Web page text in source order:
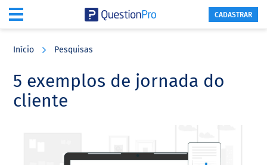
content
sidebar
CADASTRAR
Início Pesquisas
5 exemplos de jornada do
cliente